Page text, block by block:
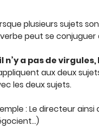
plusieurs sujets
peut se conjuguer
n’y a pas de
aux deux
les deux sujets.
: Le directeur ainsi